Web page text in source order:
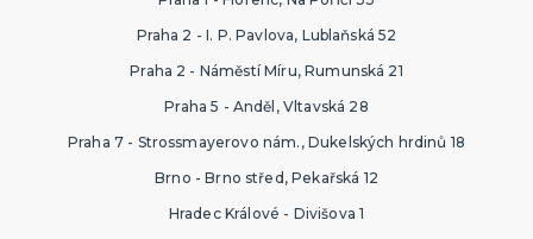
Praha 2 - I. P. Pavlova, Lublaňská 52
Praha 2 - Náměstí Míru, Rumunská 21
Praha 5 - Anděl, Vltavská 28
Praha 7 - Strossmayerovo nám., Dukelských hrdinů 18
Brno - Brno střed, Pekařská 12
Hradec Králové - Divišova 1